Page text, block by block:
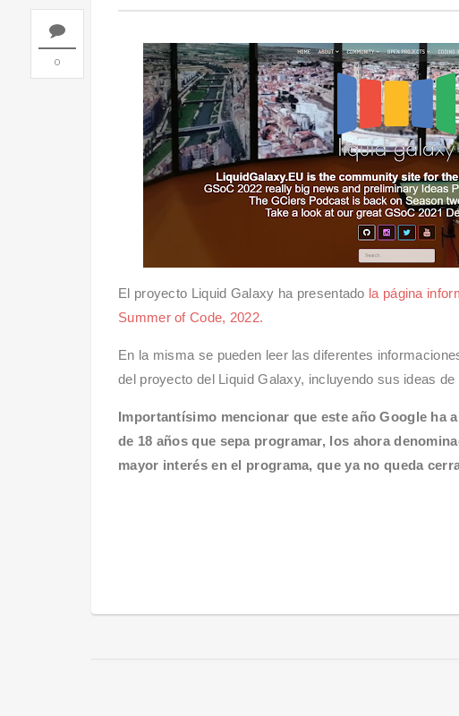
0
El proyecto Liquid Galaxy ha presentado la página
Summer of Code, 2022.
En la misma se pueden leer las diferentes
del proyecto del Liquid Galaxy, incluyendo sus ideas
Importantísimo mencionar que este año Google ha
de 18 años que sepa programar, los ahora
mayor interés en el programa, que ya no queda